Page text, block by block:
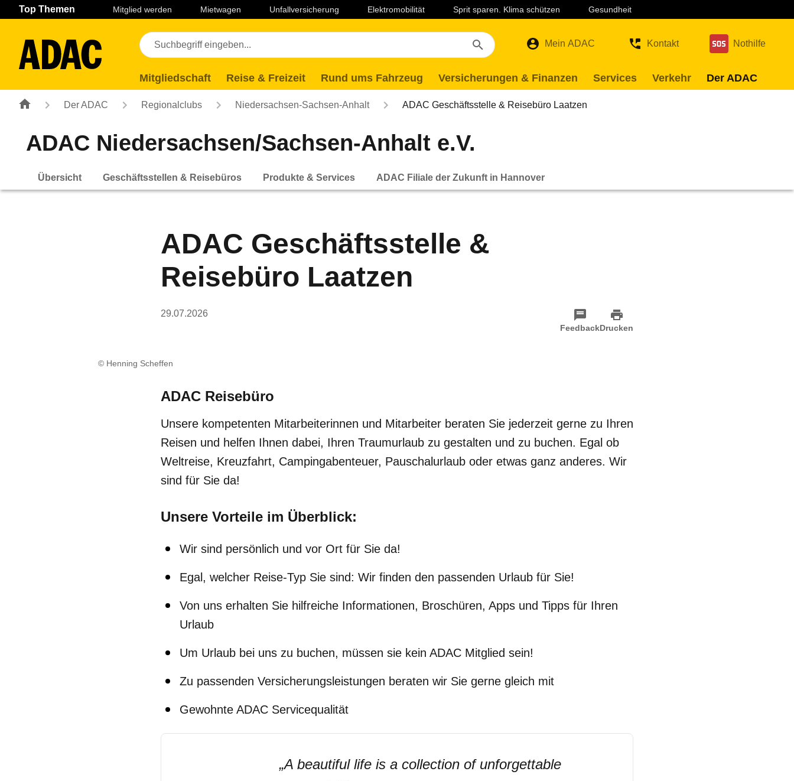
Navigation Seiteninhalt Fußzeile
Top Themen Mitglied werden Mietwagen Unfallversicherung Elektromobilität Sprit sparen. Klima schützen Gesundheit
Mein ADAC Kontakt Nothilfe
Mitgliedschaft Reise & Freizeit Rund ums Fahrzeug Versicherungen & Finanzen Services Verkehr Der ADAC
Der ADAC Regionalclubs Niedersachsen-Sachsen-Anhalt ADAC Geschäftsstelle & Reisebüro Laatzen
ADAC Niedersachsen/Sachsen-Anhalt e.V.
Übersicht Geschäftsstellen & Reisebüros Produkte & Services ADAC Filiale der Zukunft in Hannover
ADAC Geschäftsstelle &
Reisebüro Laatzen
29.07.2026
FeedbackDrucken
© Henning Scheffen
ADAC Reisebüro
Unsere kompetenten Mitarbeiterinnen und Mitarbeiter beraten Sie jederzeit gerne zu Ihren
Reisen und helfen Ihnen dabei, Ihren Traumurlaub zu gestalten und zu buchen. Egal ob
Weltreise, Kreuzfahrt, Campingabenteuer, Pauschalurlaub oder etwas ganz anderes. Wir
sind für Sie da!
Unsere Vorteile im Überblick:
Wir sind persönlich und vor Ort für Sie da!
Egal, welcher Reise-Typ Sie sind: Wir finden den passenden Urlaub für Sie!
Von uns erhalten Sie hilfreiche Informationen, Broschüren, Apps und Tipps für Ihren
Urlaub
Um Urlaub bei uns zu buchen, müssen sie kein ADAC Mitglied sein!
Zu passenden Versicherungsleistungen beraten wir Sie gerne gleich mit
Gewohnte ADAC Servicequalität
„A beautiful life is a collection of unforgettable